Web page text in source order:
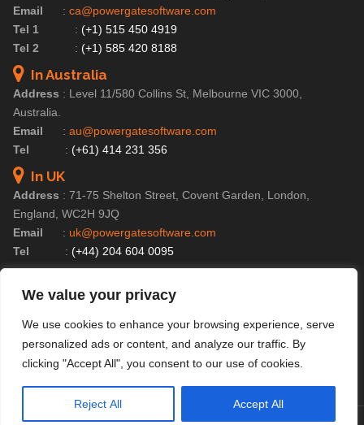
We value your privacy
We use cookies to enhance your browsing experience, serve
personalized ads or content, and analyze our traffic. By
clicking "Accept All", you consent to our use of cookies.
Reject All Accept All
Email : ca@powergatesoftware.com
Tel 1 : (+1) 515 450 4919
Tel 2 : (+1) 585 420 8188
In Australia
Address : Level 11/580 Collins St, Melbourne VIC 3000,
Australia.
Email : au@powergatesoftware.com
Tel : (+61) 414 231 356
In UK
Address : 71-75 Shelton Street, Covent Garden, London,
England, WC2H 9JQ
Email : uk@powergatesoftware.com
Tel : (+44) 204 604 0095
Address: 6A Floor, C Tower, Central Point, 219 Trung Kinh Str.,
contact@powergatesoftware.com
Tel For Business Enquiry :
(+84) 246 654 2283
Tel For HR/Admin Dept :(+84) 246 685 0590